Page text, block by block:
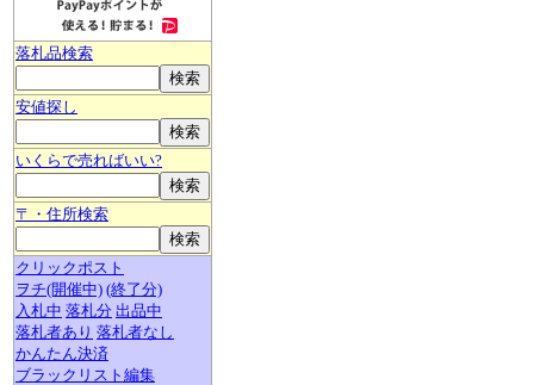
落札品検索
安値探し
いくらで売ればいい?
〒・住所検索
クリックポスト
ヲチ(開催中) (終了分)
入札中 落札分 出品中
落札者あり 落札者なし
かんたん決済
ブラックリスト編集